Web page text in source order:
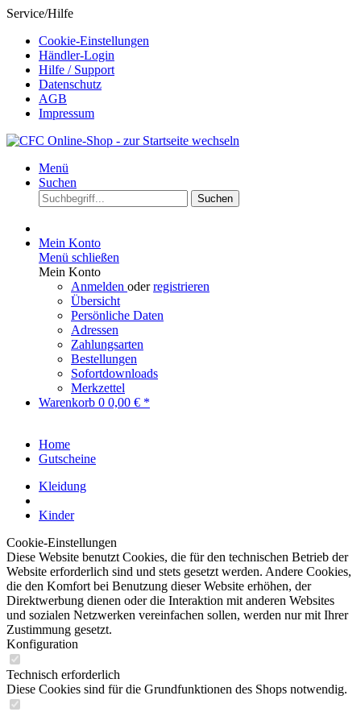
Service/Hilfe
Cookie-Einstellungen
Händler-Login
Hilfe / Support
Datenschutz
AGB
Impressum
Menü
Suchen
Suchen
Mein Konto
Menü schließen
Mein Konto
Anmelden oderregistrieren
Übersicht
Persönliche Daten
Adressen
Zahlungsarten
Bestellungen
Sofortdownloads
Merkzettel
Warenkorb 0 0,00 € *
Home
Gutscheine
Kleidung
Kinder
Cookie-Einstellungen
Diese Website benutzt Cookies, die für den technischen Betrieb der
Website erforderlich sind und stets gesetzt werden. Andere Cookies,
die den Komfort bei Benutzung dieser Website erhöhen, der
Direktwerbung dienen oder die Interaktion mit anderen Websites
und sozialen Netzwerken vereinfachen sollen, werden nur mit Ihrer
Zustimmung gesetzt.
Konfiguration
Technisch erforderlich
Diese Cookies sind für die Grundfunktionen des Shops notwendig.